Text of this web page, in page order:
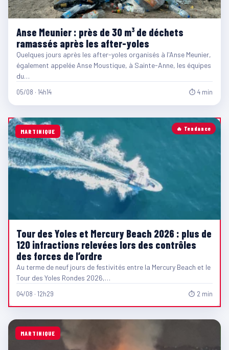
Anse Meunier : près de 30 m³ de déchets
ramassés après les after-yoles
Quelques jours après les after-yoles organisés à l'Anse Meunier,
également appelée Anse Moustique, à Sainte-Anne, les équipes
du…
05/08 · 14h14 ⏱ 4 min
🔥 Tendance
MARTINIQUE
Tour des Yoles et Mercury Beach 2026 : plus de
120 infractions relevées lors des contrôles
des forces de l’ordre
Au terme de neuf jours de festivités entre la Mercury Beach et le
Tour des Yoles Rondes 2026,…
04/08 · 12h29 ⏱ 2 min
MARTINIQUE